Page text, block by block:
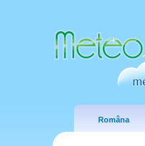
Româna